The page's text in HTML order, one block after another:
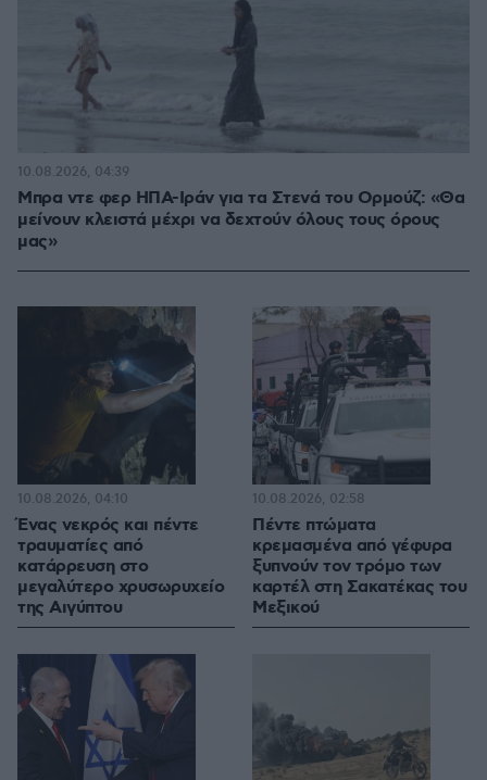
Μπρα ντε φερ ΗΠΑ-Ιράν για τα Στενά του Ορμούζ: «Θα
μείνουν κλειστά μέχρι να δεχτούν όλους τους όρους
μας»
10.08.2026, 04:39
Ένας νεκρός και πέντε
τραυματίες από
κατάρρευση στο
μεγαλύτερο χρυσωρυχείο
της Αιγύπτου
10.08.2026, 04:10
Πέντε πτώματα
κρεμασμένα από γέφυρα
ξυπνούν τον τρόμο των
καρτέλ στη Σακατέκας του
Μεξικού
10.08.2026, 02:58